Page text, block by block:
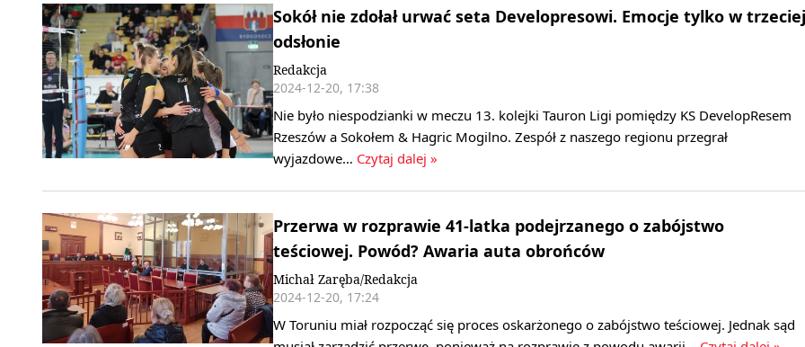
Sokół nie zdołał urwać seta Developresowi. Emocje tylko w trzeciej
odsłonie
Redakcja
2024-12-20, 17:38
Nie było niespodzianki w meczu 13. kolejki Tauron Ligi pomiędzy KS DevelopResem
Rzeszów a Sokołem & Hagric Mogilno. Zespół z naszego regionu przegrał
wyjazdowe… Czytaj dalej »
Przerwa w rozprawie 41-latka podejrzanego o zabójstwo
teściowej. Powód? Awaria auta obrońców
Michał Zaręba/Redakcja
2024-12-20, 17:24
W Toruniu miał rozpocząć się proces oskarżonego o zabójstwo teściowej. Jednak sąd